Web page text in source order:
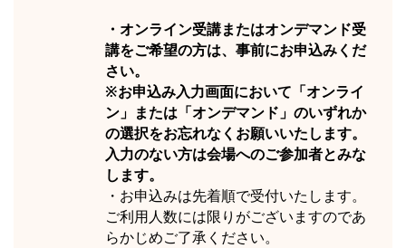
・オンライン受講またはオンデマンド受
講をご希望の方は、事前にお申込みくだ
さい。
※お申込み入力画面において「オンライ
ン」または「オンデマンド」のいずれか
の選択をお忘れなくお願いいたします。
入力のない方は会場へのご参加者とみな
します。
・お申込みは先着順で受付いたします。
ご利用人数には限りがございますのであ
らかじめご了承ください。